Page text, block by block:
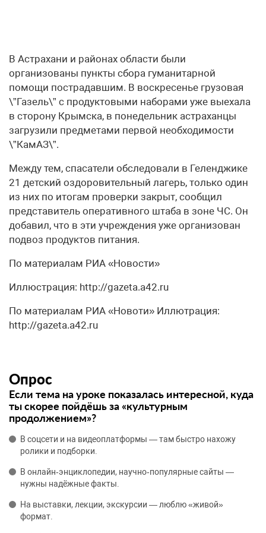
В Астрахани и районах области были
организованы пункты сбора гуманитарной
помощи пострадавшим. В воскресенье грузовая
\”Газель\” с продуктовыми наборами уже выехала
в сторону Крымска, в понедельник астраханцы
загрузили предметами первой необходимости
\”КамАЗ\”.
Между тем, спасатели обследовали в Геленджике
21 детский оздоровительный лагерь, только один
из них по итогам проверки закрыт, сообщил
представитель оперативного штаба в зоне ЧС. Он
добавил, что в эти учреждения уже организован
подвоз продуктов питания.
По материалам РИА «Новости»
Иллюстрация: http://gazeta.a42.ru
По материалам РИА «Новоти» Иллютрация:
http://gazeta.a42.ru
Опрос
Если тема на уроке показалась интересной, куда
ты скорее пойдёшь за «культурным
продолжением»?
В соцсети и на видеоплатформы — там быстро нахожу
ролики и подборки.
В онлайн‑энциклопедии, научно‑популярные сайты —
нужны надёжные факты.
На выставки, лекции, экскурсии — люблю «живой»
формат.